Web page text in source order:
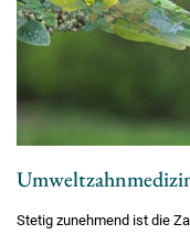
Stetig zunehmend ist die